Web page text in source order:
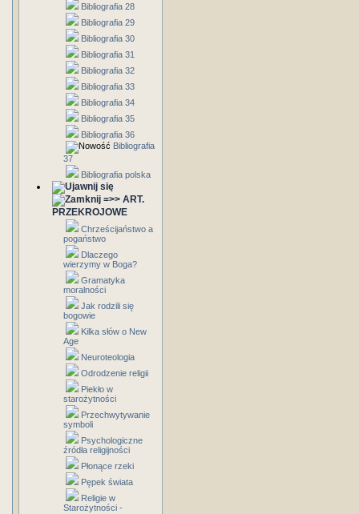
Bibliografia 28
Bibliografia 29
Bibliografia 30
Bibliografia 31
Bibliografia 32
Bibliografia 33
Bibliografia 34
Bibliografia 35
Bibliografia 36
Bibliografia
37
Bibliografia polska
=>> ART.
PRZEKROJOWE
Chrześcijaństwo a
pogaństwo
Dlaczego
wierzymy w Boga?
Gramatyka
moralności
Jak rodzili się
bogowie
Kilka słów o New
Age
Neuroteologia
Odrodzenie religii
Piekło w
starożytności
Przechwytywanie
symboli
Psychologiczne
źródła religijności
Płonące rzeki
Pępek świata
Religie w
Starożytności -